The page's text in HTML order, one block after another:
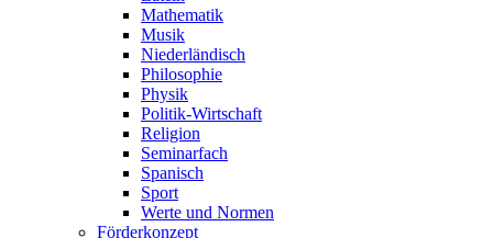
Mathematik
Musik
Niederländisch
Philosophie
Physik
Politik-Wirtschaft
Religion
Seminarfach
Spanisch
Sport
Werte und Normen
Förderkonzept